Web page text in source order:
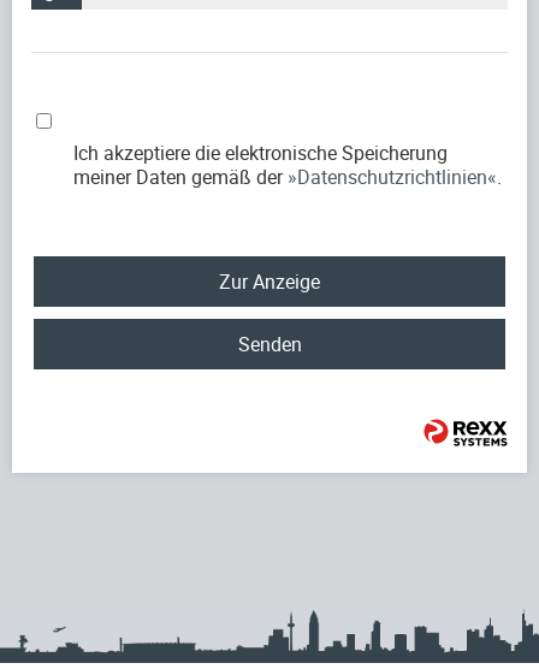
Ich akzeptiere die elektronische Speicherung
meiner Daten gemäß der Datenschutzrichtlinien .
Zur Anzeige
Senden